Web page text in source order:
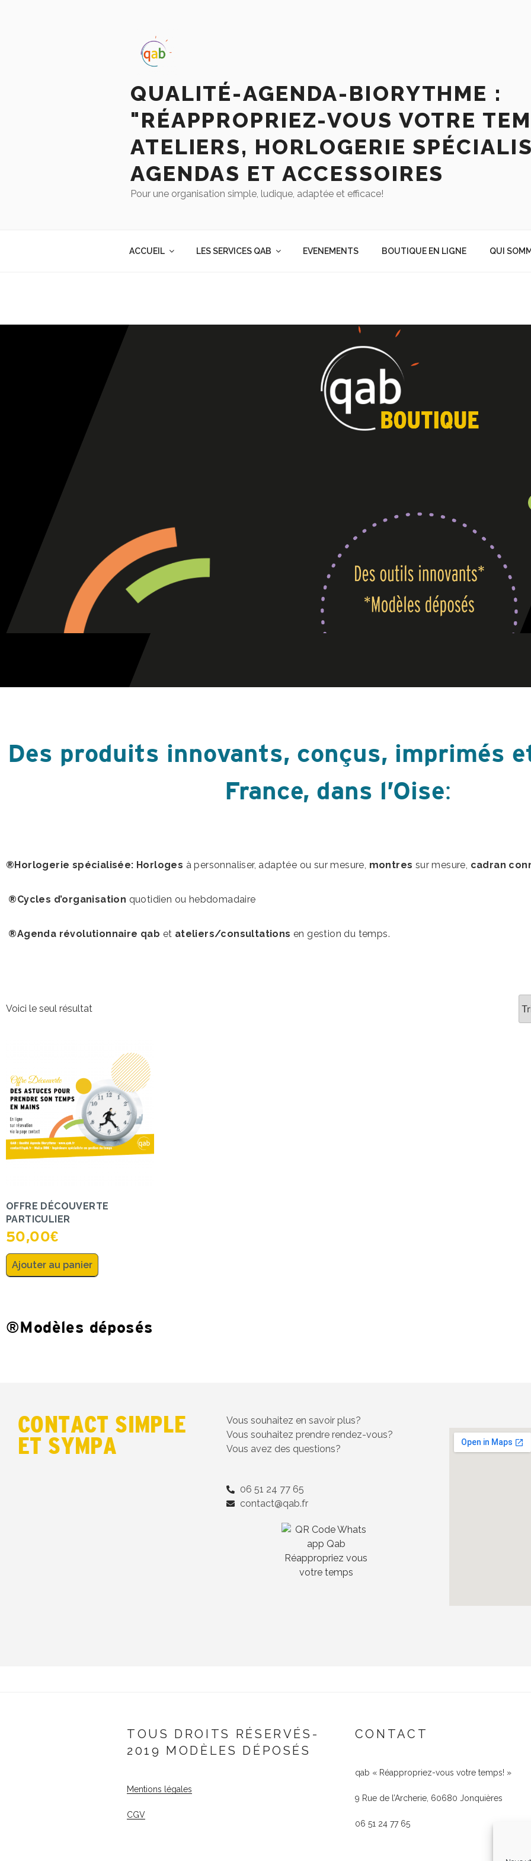
QUALITÉ-AGENDA-BIORYTHME :
"RÉAPPROPRIEZ-VOUS VOTRE
ATELIERS, HORLOGERIE
AGENDAS ET ACCESSOIRES
Pour une organisation simple, ludique, adaptée et efficace!
ACCUEIL LES SERVICES QAB EVENEMENTS BOUTIQUE EN LIGNE QUI
Des produits innovants, conçus, imprimés
France, dans l’Oise:
®Horlogerie spécialisée: Horloges à personnaliser, adaptée ou sur mesure, montres sur mesure, cadran
®Cycles d’organisation quotidien ou hebdomadaire
®Agenda révolutionnaire qab et ateliers/consultations en gestion du temps.
Voici le seul résultat
OFFRE DÉCOUVERTE
PARTICULIER
50,00€
Ajouter au panier
®Modèles déposés
CONTACT SIMPLE
ET SYMPA
Vous souhaitez en savoir plus?
Vous souhaitez prendre rendez-vous?
Vous avez des questions?
06 51 24 77 65
contact@qab.fr
TOUS DROITS RÉSERVÉS-
2019 MODÈLES DÉPOSÉS
Mentions légales
CGV
CONTACT
qab « Réappropriez-vous votre temps! »
9 Rue de l’Archerie, 60680 Jonquières
06 51 24 77 65